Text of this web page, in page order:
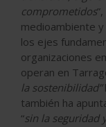
comprometidos
medioambiente
los ejes
organizaciones
operan en
la sostenibilidad”
también ha
“sin la seguridad